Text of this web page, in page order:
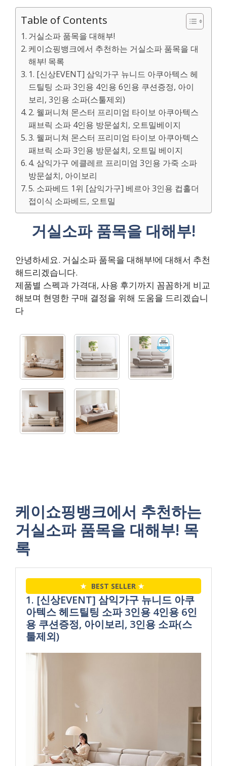
Table of Contents
거실소파 품목을 대해부!
케이쇼핑뱅크에서 추천하는 거실소파 품목을 대
해부! 목록
1. [신상EVENT] 삼익가구 뉴니드 아쿠아텍스 헤
드틸팅 소파 3인용 4인용 6인용 쿠션증정, 아이
보리, 3인용 소파(스툴제외)
2. 웰퍼니쳐 몬스터 프리미엄 타이보 아쿠아텍스
패브릭 소파 4인용 방문설치, 오트밀베이지
3. 웰퍼니쳐 몬스터 프리미엄 타이보 아쿠아텍스
패브릭 소파 3인용 방문설치, 오트밀 베이지
4. 삼익가구 에클레르 프리미엄 3인용 가죽 소파
방문설치, 아이보리
5. 소파베드 1위 [삼익가구] 베르아 3인용 컵홀더
접이식 소파베드, 오트밀
거실소파 품목을 대해부!
안녕하세요. 거실소파 품목을 대해부!에 대해서 추천
해드리겠습니다.
제품별 스펙과 가격대, 사용 후기까지 꼼꼼하게 비교
해보며 현명한 구매 결정을 위해 도움을 드리겠습니
다
케이쇼핑뱅크에서 추천하는
거실소파 품목을 대해부! 목
록
★ BEST SELLER ★
1. [신상EVENT] 삼익가구 뉴니드 아쿠
아텍스 헤드틸팅 소파 3인용 4인용 6인
용 쿠션증정, 아이보리, 3인용 소파(스
툴제외)